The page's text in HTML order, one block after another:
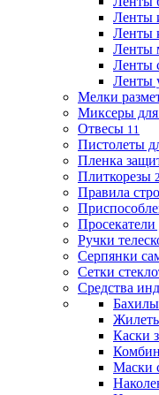
Ленты
Ленты
Ленты
Ленты
Ленты
Мелки
Миксеры для
Отвесы 11
Пистолеты
Пленка
Плиткорезы
Правила
Ручки
Серпянки
Сетки
Средства
Бахилы
Каски
Маски